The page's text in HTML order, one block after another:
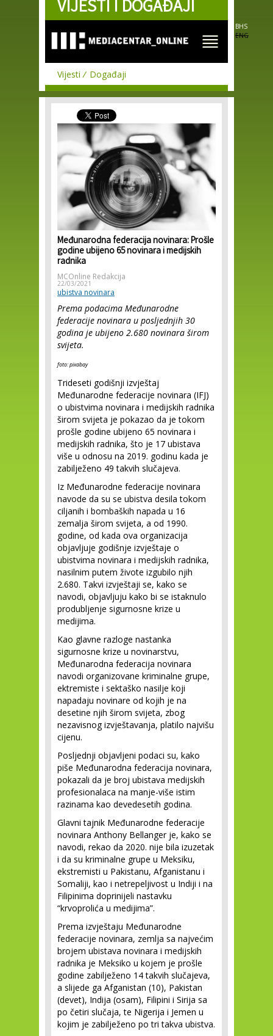
Skip to
main
VIJESTI I DOGAĐAJI
BHS
ENG
Vijesti Događaji
Međunarodna federacija novinara: Prošle
godine ubijeno 65 novinara i medijskih
radnika
MCOnline Redakcija
22/03/2021
ubistva novinara
Prema podacima Međunarodne
federacije novinara u posljednjih 30
godina je ubijeno 2.680 novinara širom
svijeta.
foto: pixabay
Trideseti godišnji izvještaj
Međunarodne federacije novinara (IFJ)
o ubistvima novinara i medijskih radnika
širom svijeta je pokazao da je tokom
prošle godine ubijeno 65 novinara i
medijskih radnika, što je 17 ubistava
više u odnosu na 2019. godinu kada je
zabilježeno 49 takvih slučajeva.
Iz Međunarodne federacije novinara
navode da su se ubistva desila tokom
ciljanih i bombaških napada u 16
zemalja širom svijeta, a od 1990.
godine, od kada ova organizacija
objavljuje godišnje izvještaje o
ubistvima novinara i medijskih radnika,
nasilnim putem živote izgubilo njih
2.680. Takvi izvještaji se, kako se
navodi, objavljuju kako bi se istaknulo
produbljenje sigurnosne krize u
medijima.
Kao glavne razloge nastanka
sigurnosne krize u novinarstvu,
Međunarodna federacija novinara
navodi organizovane kriminalne grupe,
ektremiste i sektaško nasilje koji
napadaju novinare od kojih je na
desetine njih širom svijeta, zbog
nezavisnog izvještavanja, platilo najvišu
cijenu.
Posljednji objavljeni podaci su, kako
piše Međunarodna federacija novinara,
pokazali da je broj ubistava medijskih
profesionalaca na manje-više istim
razinama kao devedesetih godina.
Glavni tajnik Međunarodne federacije
novinara Anthony Bellanger je, kako se
navodi, rekao da 2020. nije bila izuzetak
i da su kriminalne grupe u Meksiku,
ekstremisti u Pakistanu, Afganistanu i
Somaliji, kao i netrepeljivost u Indiji i na
Filipinima doprinijeli nastavku
“krvoprolića u medijima”.
Prema izvještaju Međunarodne
federacije novinara, zemlja sa najvećim
brojem ubistava novinara i medijskih
radnika je Meksiko u kojem je prošle
godine zabilježeno 14 takvih slučajeva,
a slijede ga Afganistan (10), Pakistan
(devet), Indija (osam), Filipini i Sirija sa
po četiri slučaja, te Nigerija i Jemen u
kojim je zabilježeno po tri takva ubistva.